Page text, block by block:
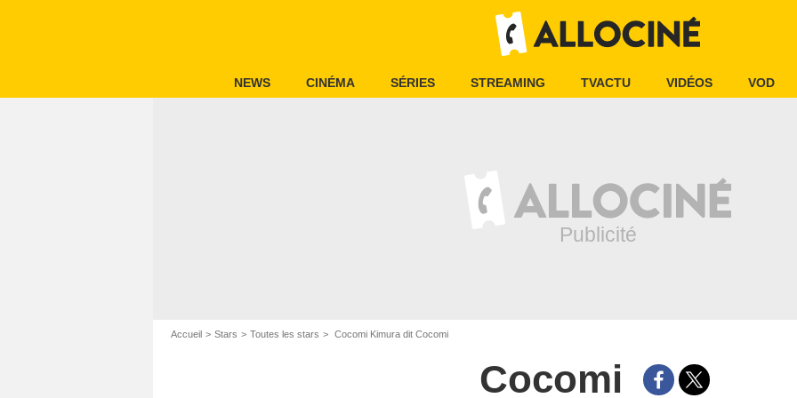
NEWS CINÉMA SÉRIES STREAMING TVACTU VIDÉOS VOD
Accueil Stars Toutes les stars Cocomi Kimura dit Cocomi
Cocomi